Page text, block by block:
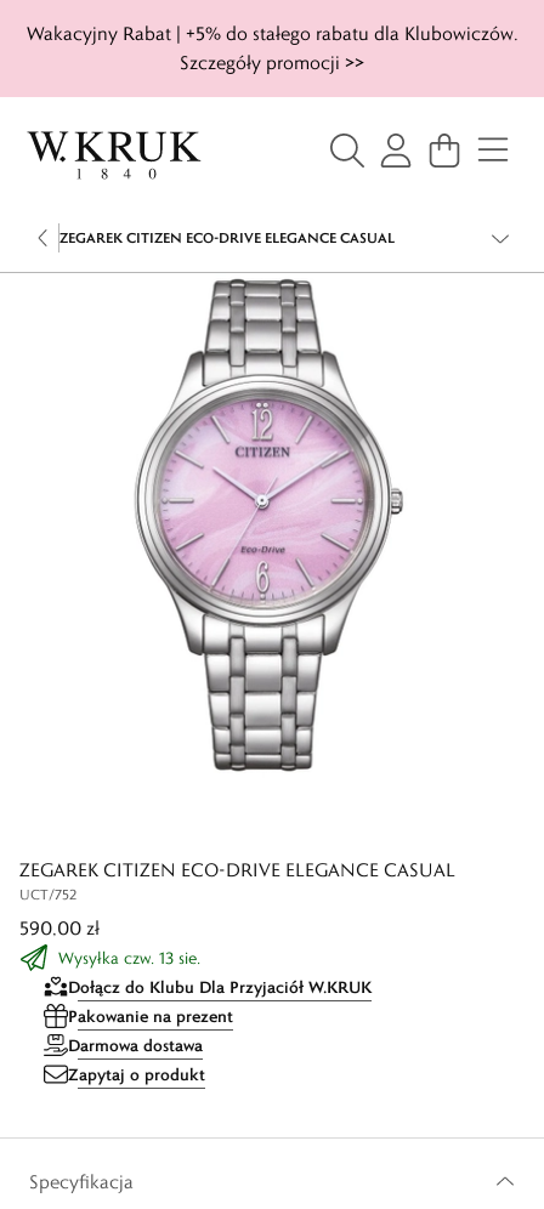
Wakacyjny Rabat | +5% do stałego rabatu dla Klubowiczów.
Szczegóły promocji >>
ZEGAREK CITIZEN ECO-DRIVE ELEGANCE CASUAL
ZEGAREK CITIZEN ECO-DRIVE ELEGANCE CASUAL
UCT/752
590,00 zł
Wysyłka czw. 13 sie.
Dołącz do Klubu Dla Przyjaciół W.KRUK
Pakowanie na prezent
Darmowa dostawa
Zapytaj o produkt
Specyfikacja